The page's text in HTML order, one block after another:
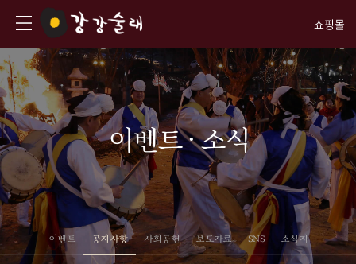
쇼핑몰
이벤트 · 소식
이벤트 공지사항 사회공헌 보도자료 SNS 소식지